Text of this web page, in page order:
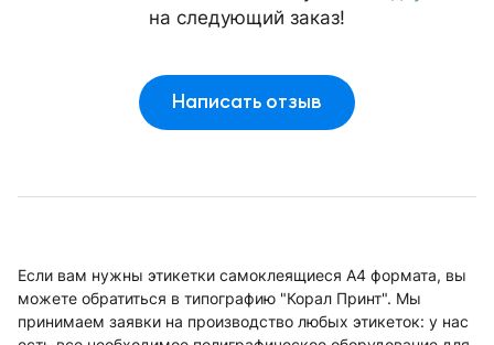
на следующий заказ!
Написать отзыв
Если вам нужны этикетки самоклеящиеся А4 формата, вы
можете обратиться в типографию "Корал Принт". Мы
принимаем заявки на производство любых этикеток: у нас